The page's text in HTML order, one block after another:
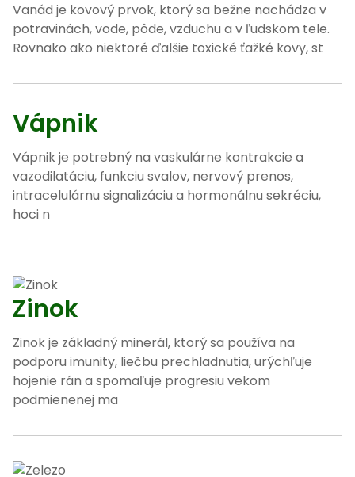
Vanád je kovový prvok, ktorý sa bežne nachádza v
potravinách, vode, pôde, vzduchu a v ľudskom tele.
Rovnako ako niektoré ďalšie toxické ťažké kovy, st
Vápnik
Vápnik je potrebný na vaskulárne kontrakcie a
vazodilatáciu, funkciu svalov, nervový prenos,
intracelulárnu signalizáciu a hormonálnu sekréciu,
hoci n
Zinok
Zinok je základný minerál, ktorý sa používa na
podporu imunity, liečbu prechladnutia, urýchľuje
hojenie rán a spomaľuje progresiu vekom
podmienenej ma